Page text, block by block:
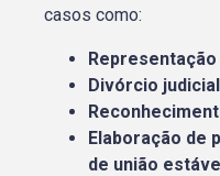
casos como:
Divórcio
Elaboração de
de união